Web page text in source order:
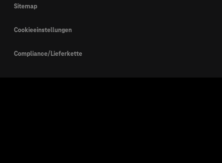
Sitemap
Cookieeinstellungen
Compliance/Lieferkette